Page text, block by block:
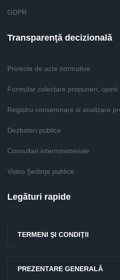
GDPR
Transparenţă decizională
Proiecte de acte normative
Formular colectare propuneri, opinii
Registru consemnare si analizare
Dezbateri publice
Consultari interministeriale
Video Şedinţe publice
Legături rapide
TERMENI ŞI CONDIŢII
PREZENTARE GENERALĂ